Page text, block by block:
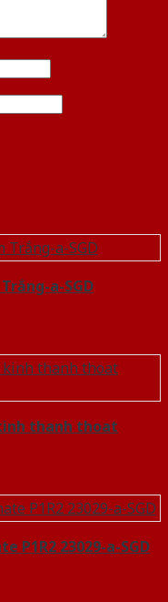
a-SGD
thanh thoat
P1R2 23029-a-SGD